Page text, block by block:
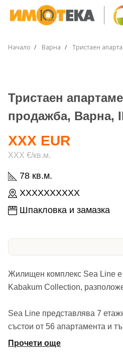
Начало Варна Тристаен
Тристаен
продажба, Варна,
78 кв.м.
XXXXXXXXXX
Шпакловка и замазка
XXX EUR
XXX €/кв.м.
Жилищен комплекс Sea Line е
Kabakum Collection,
Sea Line представлява 7
състои от 56 апартамента и
Прочети още